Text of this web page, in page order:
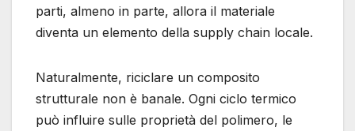
parti, almeno in parte, allora il materiale
diventa un elemento della supply chain locale.
Naturalmente, riciclare un composito
strutturale non è banale. Ogni ciclo termico
può influire sulle proprietà del polimero, le